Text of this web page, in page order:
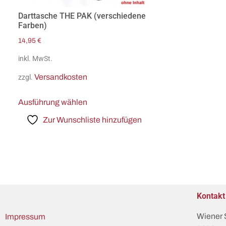
Darttasche THE PAK (verschiedene
Farben)
14,95 €
inkl. MwSt.
zzgl. Versandkosten
Ausführung wählen
Zur Wunschliste hinzufügen
Impressum
Kontakt
Wiener